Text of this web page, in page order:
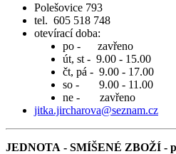
Polešovice 793
tel. 605 518 748
otevírací doba:
po - zavřeno
út, st - 9.00 - 15.00
čt, pá - 9.00 - 17.00
so - 9.00 - 11.00
ne - zavřeno
jitka.jircharova@seznam.cz
JEDNOTA - SMÍŠENÉ ZBOŽÍ -